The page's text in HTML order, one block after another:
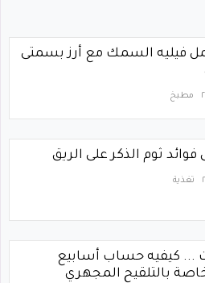
فيليه السمك مع أرز بسمتى
مطبخ
ثوم الذكر على الريق
تغذية
... كيفيه حساب أسابيع
بالتلقيح المجهري